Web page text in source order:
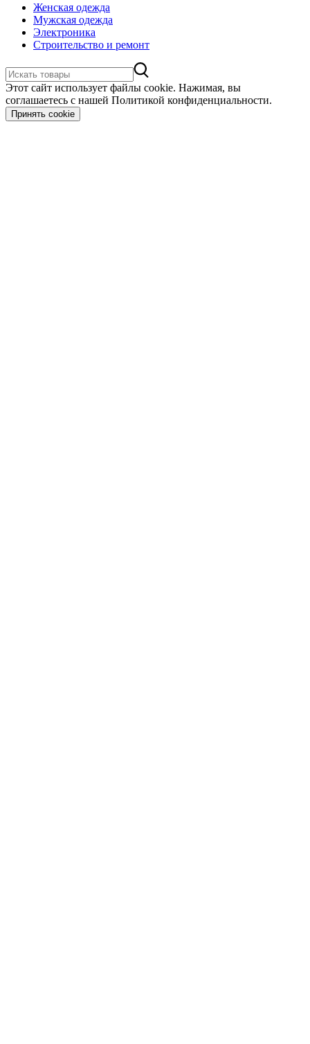
Женская одежда
Мужская одежда
Электроника
Строительство и ремонт
Этот сайт использует файлы cookie. Нажимая, вы
соглашаетесь с нашей Политикой конфиденциальности.
Принять cookie